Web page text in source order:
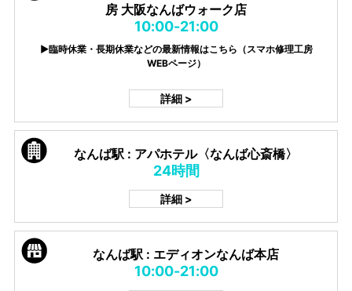
房 大阪なんばウォーク店
10:00-21:00
▶臨時休業・長期休業などの最新情報はこちら（スマホ修理工房
WEBページ）
詳細 >
なんば駅 : アパホテル〈なんば心斎橋〉
24時間
詳細 >
なんば駅 : エディオンなんば本店
10:00-21:00